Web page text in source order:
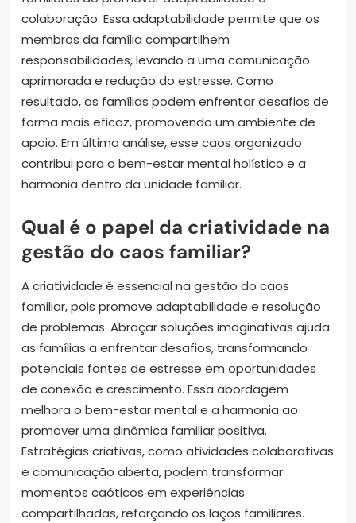
colaboração. Essa adaptabilidade permite que os
membros da família compartilhem
responsabilidades, levando a uma comunicação
aprimorada e redução do estresse. Como
resultado, as famílias podem enfrentar desafios de
forma mais eficaz, promovendo um ambiente de
apoio. Em última análise, esse caos organizado
contribui para o bem-estar mental holístico e a
harmonia dentro da unidade familiar.
Qual é o papel da criatividade na
gestão do caos familiar?
A criatividade é essencial na gestão do caos
familiar, pois promove adaptabilidade e resolução
de problemas. Abraçar soluções imaginativas ajuda
as famílias a enfrentar desafios, transformando
potenciais fontes de estresse em oportunidades
de conexão e crescimento. Essa abordagem
melhora o bem-estar mental e a harmonia ao
promover uma dinâmica familiar positiva.
Estratégias criativas, como atividades colaborativas
e comunicação aberta, podem transformar
momentos caóticos em experiências
compartilhadas, reforçando os laços familiares.